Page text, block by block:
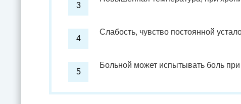
Слабость, чувство постоянной
Больной может испытывать боль